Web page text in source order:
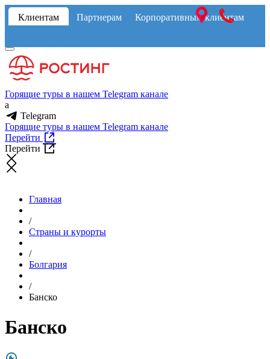
Клиентам Партнерам Корпоративным клиентам
Горящие туры в нашем Telegram канале
a
Telegram
Горящие туры в нашем Telegram канале
Перейти
Перейти
Главная
/
Страны и курорты
/
Болгария
/
Банско
Банско